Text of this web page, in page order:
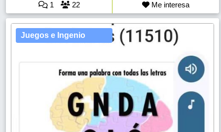
1 22 Me interesa
Juegos e Ingenio